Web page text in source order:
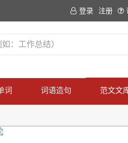
登录 注册
词 词语造句 范文文